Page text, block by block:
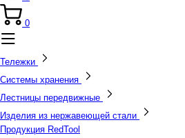
0
Тележки
Системы хранения
Лестницы передвижные
Изделия из нержавеющей стали
Продукция RedTool